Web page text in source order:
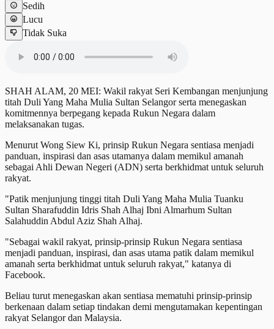
Sedih
Lucu
Tidak Suka
SHAH ALAM, 20 MEI: Wakil rakyat Seri Kembangan menjunjung
titah Duli Yang Maha Mulia Sultan Selangor serta menegaskan
komitmennya berpegang kepada Rukun Negara dalam
melaksanakan tugas.
Menurut Wong Siew Ki, prinsip Rukun Negara sentiasa menjadi
panduan, inspirasi dan asas utamanya dalam memikul amanah
sebagai Ahli Dewan Negeri (ADN) serta berkhidmat untuk seluruh
rakyat.
"Patik menjunjung tinggi titah Duli Yang Maha Mulia Tuanku
Sultan Sharafuddin Idris Shah Alhaj Ibni Almarhum Sultan
Salahuddin Abdul Aziz Shah Alhaj.
"Sebagai wakil rakyat, prinsip-prinsip Rukun Negara sentiasa
menjadi panduan, inspirasi, dan asas utama patik dalam memikul
amanah serta berkhidmat untuk seluruh rakyat," katanya di
Facebook.
Beliau turut menegaskan akan sentiasa mematuhi prinsip-prinsip
berkenaan dalam setiap tindakan demi mengutamakan kepentingan
rakyat Selangor dan Malaysia.